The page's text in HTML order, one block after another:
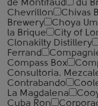
de Montifaud
du
Chevrillon
Chivas
Brewery
Choya
la Brique
City of
Clonakilty Distillery
Ferrand
Compass Box
Consultoria.
Contrabando
La Magdalena
Cuba Ron